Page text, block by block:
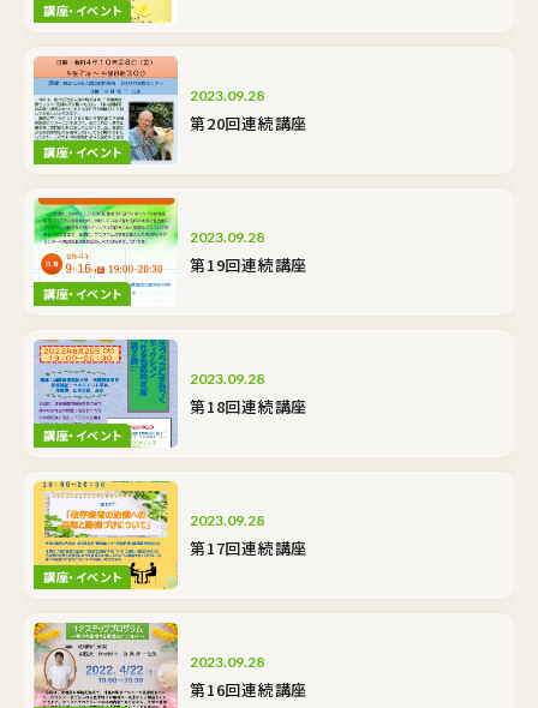
講座・イベント
講座・イベント
2023.09.28
第20回連続講座
講座・イベント
2023.09.28
第19回連続講座
講座・イベント
2023.09.28
第18回連続講座
講座・イベント
2023.09.28
第17回連続講座
2023.09.28
第16回連続講座